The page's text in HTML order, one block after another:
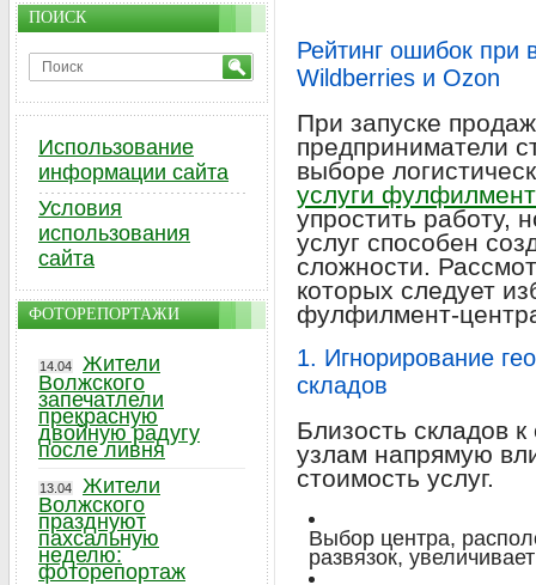
Рейтинг ошибок
Wildberries и Ozon
При запуске
предприниматели
выборе
услуги
упростить работу,
услуг способен
сложности.
которых следует
фулфилмент-
1. Игнорирование
складов
Близость складов
узлам напрямую
стоимость услуг.
Выбор центра,
развязок,
ПОИСК
Использование
информации сайта
Условия
использования
сайта
ФОТОРЕПОРТАЖИ
14.04
Жители
Волжского
запечатлели
прекрасную
двойную радугу
после ливня
13.04
Жители
Волжского
празднуют
пахсальную
неделю:
фоторепортаж